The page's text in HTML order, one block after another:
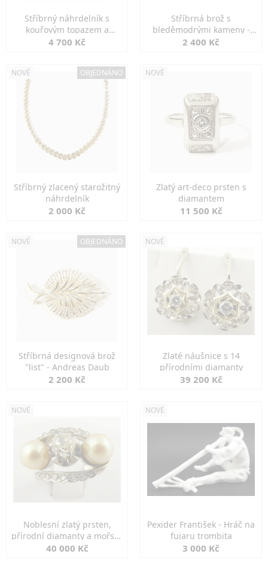
Stříbrný náhrdelník s
kouřovým topazem a
markazity
4 700 Kč
Stříbrná brož s
bleděmodrými kameny -
jemná elegance
2 400 Kč
NOVÉ OBJEDNÁNO
Stříbrný zlacený starožitný
náhrdelník
2 000 Kč
NOVÉ
Zlatý art-deco prsten s
diamantem
11 500 Kč
NOVÉ OBJEDNÁNO
Stříbrná designová brož
"list" - Andreas Daub
2 200 Kč
NOVÉ
Zlaté náušnice s 14
přírodními diamanty
39 200 Kč
NOVÉ
Noblesní zlatý prsten,
přírodní diamanty a mořské
perly
40 000 Kč
NOVÉ
Pexider František - Hráč na
fujaru trombita
3 000 Kč